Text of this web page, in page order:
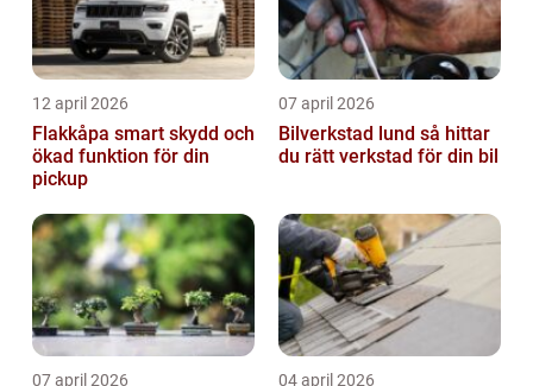
12 april 2026
Flakkåpa smart skydd och
ökad funktion för din
pickup
07 april 2026
Bilverkstad lund så hittar
du rätt verkstad för din bil
07 april 2026 04 april 2026